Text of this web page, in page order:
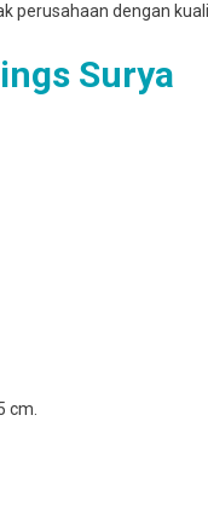
perusahaan dengan
Surya
cm.